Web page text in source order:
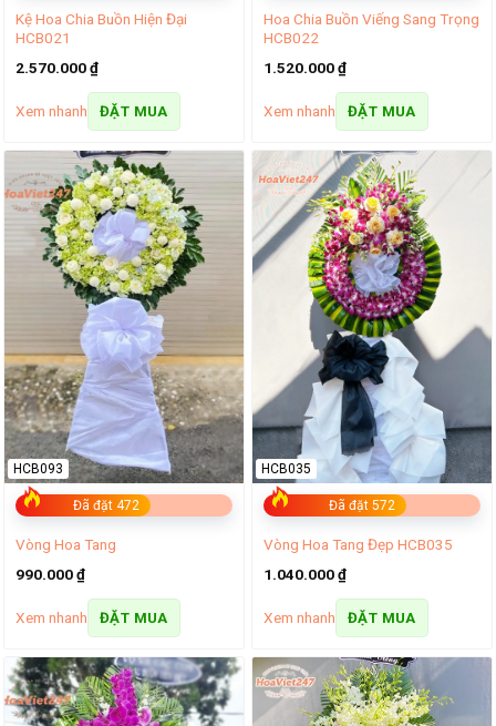
Kệ Hoa Chia Buồn Hiện Đại
HCB021
2.570.000₫
Xem nhanh ĐẶT MUA
Hoa Chia Buồn Viếng Sang Trọng
HCB022
1.520.000₫
Xem nhanh ĐẶT MUA
Đã đặt 472
HCB093
Vòng Hoa Tang
990.000₫
Xem nhanh ĐẶT MUA
Đã đặt 572
HCB035
Vòng Hoa Tang Đẹp HCB035
1.040.000₫
Xem nhanh ĐẶT MUA